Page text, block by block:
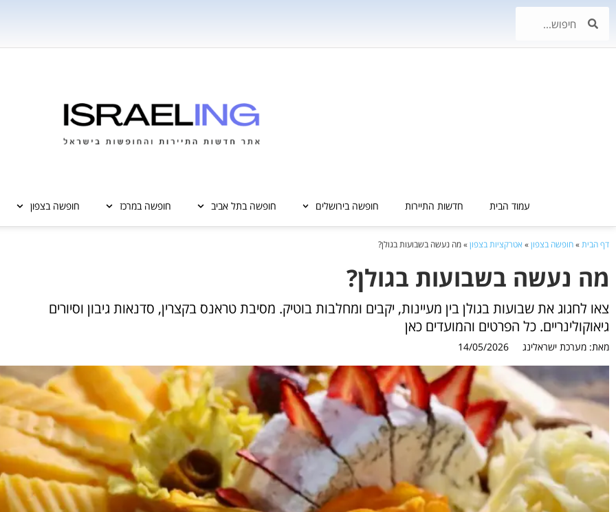
עמוד הבית חדשות התיירות חופשה בירושלים חופשה בתל אביב חופשה במרכז חופשה בצפון
דף הבית»חופשה בצפון» אטרקציות בצפון»מה נעשה בשבועות בגולן?
מה נעשה בשבועות בגולן?
צאו לחגוג את שבועות בגולן בין מעיינות, יקבים ומחלבות בוטיק. מסיבת טראנס בקצרין, סדנאות גיבון וסיורים
גיאוקולינריים. כל הפרטים והמועדים כאן
מאת: מערכת ישראלינג 14/05/2026